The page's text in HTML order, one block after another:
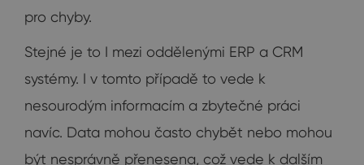
pro chyby.
Stejné je to I mezi oddělenými ERP a CRM
systémy. I v tomto případě to vede k
nesourodým informacím a zbytečné práci
navíc. Data mohou často chybět nebo mohou
být nesprávně přenesena, což vede k dalším